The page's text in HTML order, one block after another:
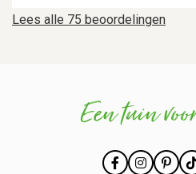
Lees alle 75 beoordelingen
Een tuin